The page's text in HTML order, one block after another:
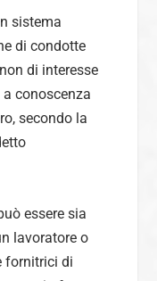
sistema
di condotte
di interesse
conoscenza
secondo la
essere sia
lavoratore o
fornitrici di